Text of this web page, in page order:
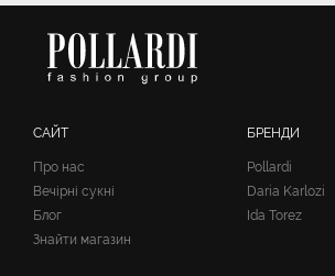
САЙТ
Про нас
Вечірні сукні
Блог
Знайти магазин
БРЕНДИ
Pollardi
Daria Karlozi
Ida Torez